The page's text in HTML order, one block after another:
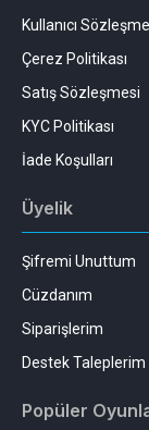
Kullanıcı
Çerez Politikası
Satış Sözleşmesi
KYC Politikası
İade Koşulları
Üyelik
Şifremi Unuttum
Cüzdanım
Siparişlerim
Destek Taleplerim
Popüler